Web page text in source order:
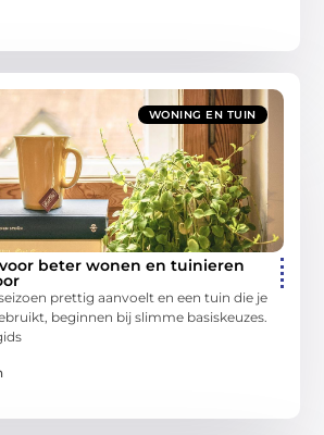
WONING EN TUIN
beter wonen en tuinieren
prettig aanvoelt en een tuin die je
beginnen bij slimme basiskeuzes.